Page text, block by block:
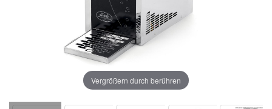
Vergrößern durch berühren